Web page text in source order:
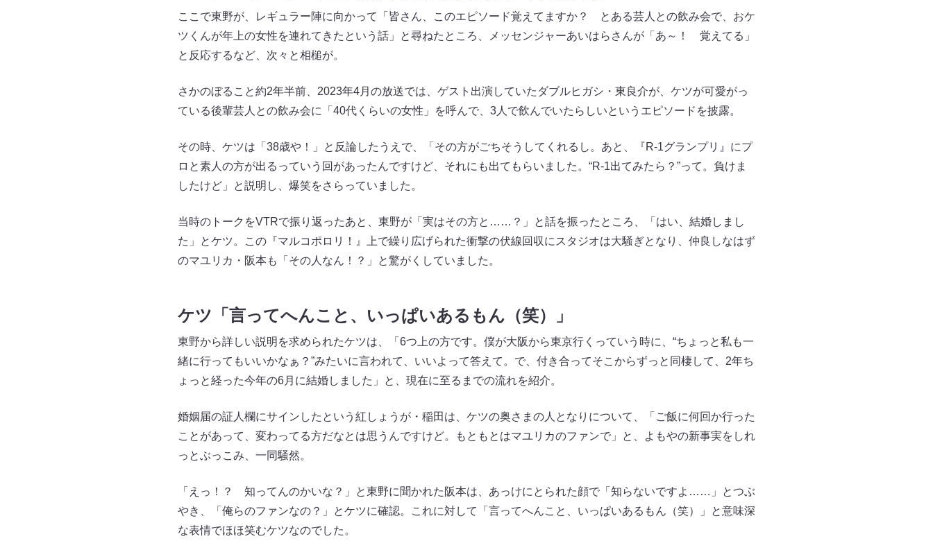
ここで東野が、レギュラー陣に向かって「皆さん、このエピソード覚えてますか？ とある芸人との飲み会で、おケ
ツくんが年上の女性を連れてきたという話」と尋ねたところ、メッセンジャーあいはらさんが「あ～！ 覚えてる」
と反応するなど、次々と相槌が。
さかのぼること約2年半前、2023年4月の放送では、ゲスト出演していたダブルヒガシ・東良介が、ケツが可愛がっ
ている後輩芸人との飲み会に「40代くらいの女性」を呼んで、3人で飲んでいたらしいというエピソードを披露。
その時、ケツは「38歳や！」と反論したうえで、「その方がごちそうしてくれるし。あと、『R-1グランプリ』にプ
ロと素人の方が出るっていう回があったんですけど、それにも出てもらいました。“R-1出てみたら？”って。負けま
したけど」と説明し、爆笑をさらっていました。
当時のトークをVTRで振り返ったあと、東野が「実はその方と……？」と話を振ったところ、「はい、結婚しまし
た」とケツ。この『マルコポロリ！』上で繰り広げられた衝撃の伏線回収にスタジオは大騒ぎとなり、仲良しなはず
のマユリカ・阪本も「その人なん！？」と驚がくしていました。
ケツ「言ってへんこと、いっぱいあるもん（笑）」
東野から詳しい説明を求められたケツは、「6つ上の方です。僕が大阪から東京行くっていう時に、“ちょっと私も一
緒に行ってもいいかなぁ？”みたいに言われて、いいよって答えて。で、付き合ってそこからずっと同棲して、2年ち
ょっと経った今年の6月に結婚しました」と、現在に至るまでの流れを紹介。
婚姻届の証人欄にサインしたという紅しょうが・稲田は、ケツの奥さまの人となりについて、「ご飯に何回か行った
ことがあって、変わってる方だなとは思うんですけど。もともとはマユリカのファンで」と、よもやの新事実をしれ
っとぶっこみ、一同騒然。
「えっ！？ 知ってんのかいな？」と東野に聞かれた阪本は、あっけにとられた顔で「知らないですよ……」とつぶ
やき、「俺らのファンなの？」とケツに確認。これに対して「言ってへんこと、いっぱいあるもん（笑）」と意味深
な表情でほほ笑むケツなのでした。